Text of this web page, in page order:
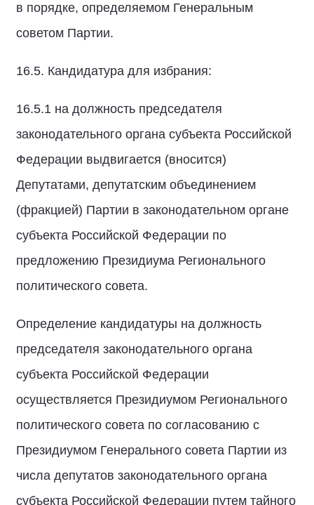
в порядке, определяемом Генеральным
советом Партии.
16.5. Кандидатура для избрания:
16.5.1 на должность председателя
законодательного органа субъекта Российской
Федерации выдвигается (вносится)
Депутатами, депутатским объединением
(фракцией) Партии в законодательном органе
субъекта Российской Федерации по
предложению Президиума Регионального
политического совета.
Определение кандидатуры на должность
председателя законодательного органа
субъекта Российской Федерации
осуществляется Президиумом Регионального
политического совета по согласованию с
Президиумом Генерального совета Партии из
числа депутатов законодательного органа
субъекта Российской Федерации путем тайного